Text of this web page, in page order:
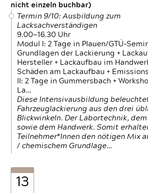
nicht einzeln buchbar)
Termin 9/10: Ausbildung zum
Lacksachverständigen
9.00—16.30 Uhr
Modul I: 2 Tage in Plauen/GTÜ-
Grundlagen der Lackierung +
Hersteller + Lackaufbau im
Schäden am Lackaufbau +
II: 2 Tage in Gummersbach +
La…
Diese Intensivausbildung
Fahrzeuglackierung aus den drei
Blickwinkeln. Der Labortechnik,
sowie dem Handwerk. Somit
Teilnehmer*Innen den nötigen Mix
/ chemischem Grundlage…
13